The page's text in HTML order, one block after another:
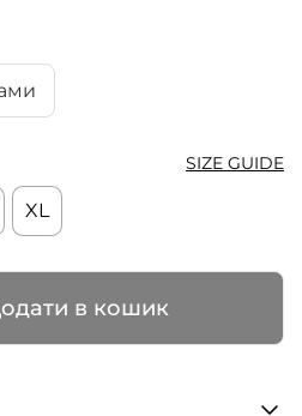
SIZE GUIDE
XL
в кошик